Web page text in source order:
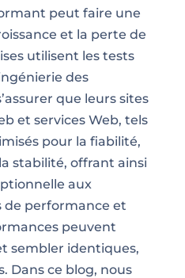
peut faire une
et la perte de
utilisent les tests
des
que leurs sites
et services Web, tels
pour la fiabilité,
stabilité, offrant ainsi
aux
de performance et
peuvent
sembler identiques,
Dans ce blog, nous